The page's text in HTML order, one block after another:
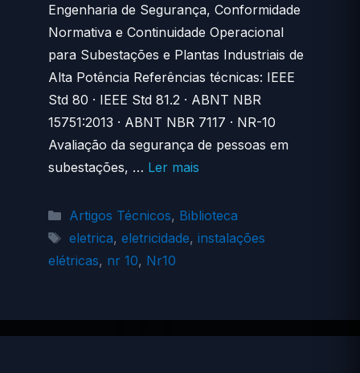
Engenharia de Segurança, Conformidade
Normativa e Continuidade Operacional
para Subestações e Plantas Industriais de
Alta Potência Referências técnicas: IEEE
Std 80 · IEEE Std 81.2 · ABNT NBR
15751:2013 · ABNT NBR 7117 · NR-10
Avaliação da segurança de pessoas em
subestações, … Ler mais
Categorias
Artigos Técnicos, Biblioteca
Tags
eletrica, eletricidade, instalações
elétricas, nr 10, Nr10